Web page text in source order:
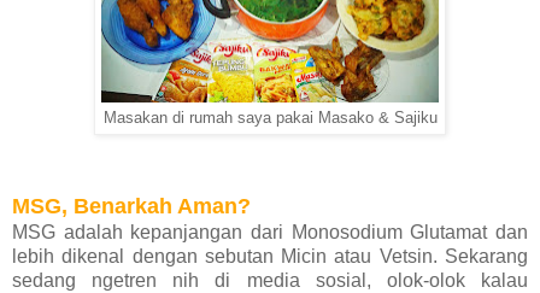
Masakan di rumah saya pakai Masako & Sajiku
MSG, Benarkah Aman?
MSG adalah kepanjangan dari Monosodium Glutamat dan
lebih dikenal dengan sebutan Micin atau Vetsin. Sekarang
sedang ngetren nih di media sosial, olok-olok kalau